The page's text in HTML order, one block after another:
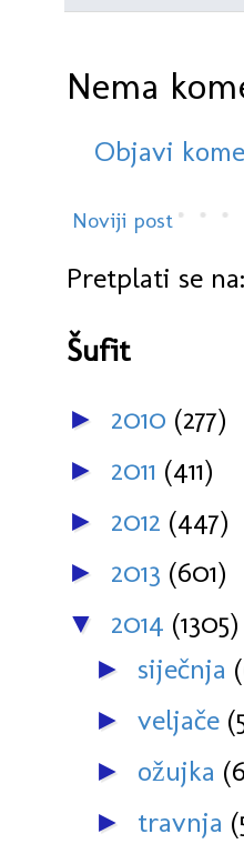
Nema
Objavi
Noviji post
Pretplati se na:
Šufit
► 2010 (277)
► 2011 (411)
► 2012 (447)
► 2013 (601)
▼ 2014 (1305)
► siječnja
► veljače
► ožujka
► travnja